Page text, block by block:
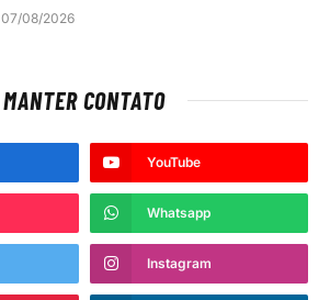
07/08/2026
MANTER CONTATO
YouTube
Whatsapp
Instagram